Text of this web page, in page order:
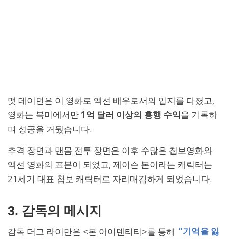
맷 데이먼은 이 영화로 액션 배우로서의 입지를 다졌고,
영화는 북미에서만1억 달러 이상의 흥행 수익을 기록하
며 성공을 거뒀습니다.
추격 장면과 맨몸 전투 장면은 이후 수많은 첩보영화와
액션 영화의 표본이 되었고, 제이슨 본이라는 캐릭터는
21세기 대표 첩보 캐릭터로 자리매김하게 되었습니다.
3. 감독의 메시지
감독 더그 라이만은 <본 아이덴티티>를 통해 “기억을 잃